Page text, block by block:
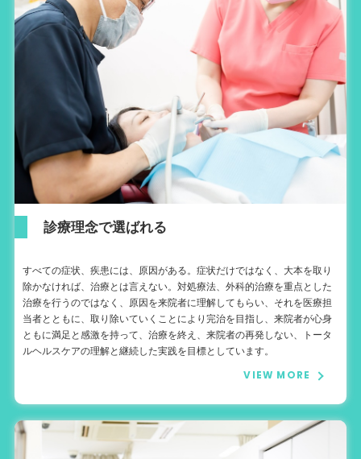
診療理念で選ばれる
すべての症状、疾患には、原因がある。症状だけではなく、大本を取り
除かなければ、治療とは言えない。対処療法、外科的治療を重点とした
治療を行うのではなく、原因を来院者に理解してもらい、それを医療担
当者とともに、取り除いていくことにより完治を目指し、来院者が心身
ともに満足と感激を持って、治療を終え、来院者の再発しない、トータ
ルヘルスケアの理解と継続した実践を目標としています。
VIEW MORE